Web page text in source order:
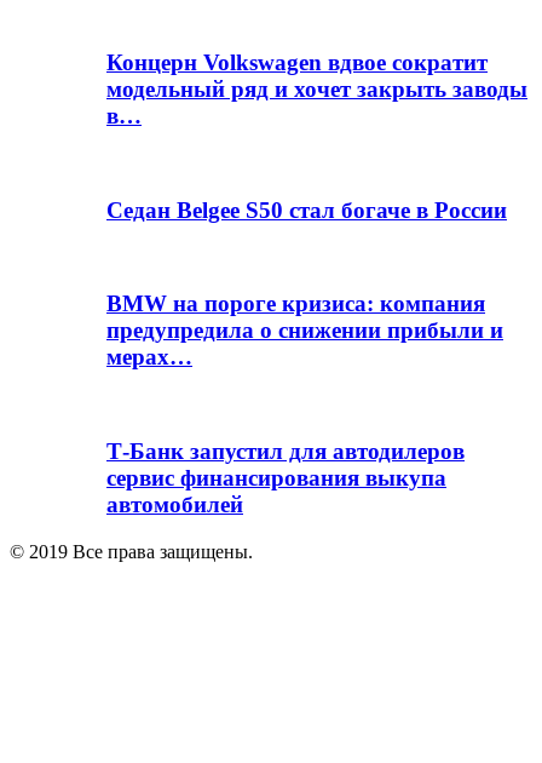
Концерн Volkswagen вдвое сократит
модельный ряд и хочет закрыть заводы
в…
Седан Belgee S50 стал богаче в России
BMW на пороге кризиса: компания
предупредила о снижении прибыли и
мерах…
Т-Банк запустил для автодилеров
сервис финансирования выкупа
автомобилей
© 2019 Все права защищены.